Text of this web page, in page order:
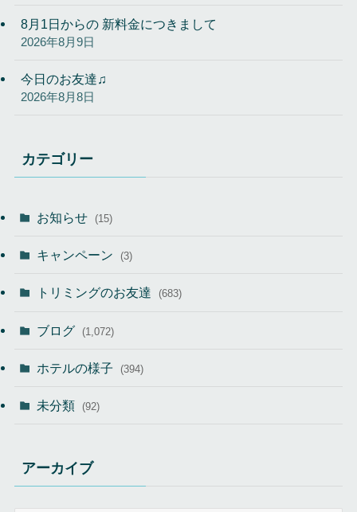
8月1日からの 新料金につきまして
2026年8月9日
今日のお友達♫
2026年8月8日
カテゴリー
お知らせ (15)
キャンペーン (3)
トリミングのお友達 (683)
ブログ (1,072)
ホテルの様子 (394)
未分類 (92)
アーカイブ